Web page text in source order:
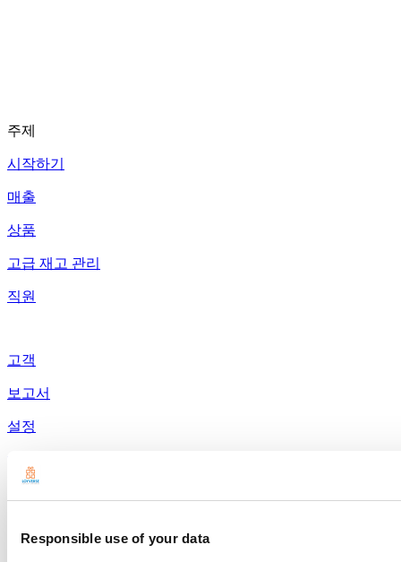
Responsible use of your data
주제
시작하기
매출
상품
고급 재고 관리
직원
고객
보고서
설정